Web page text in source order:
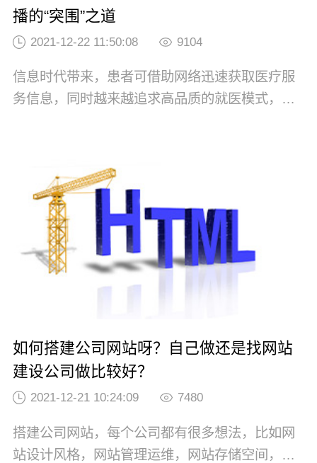
播的“突围”之道
2021-12-22 11:50:08 9104
信息时代带来，患者可借助网络迅速获取医疗服
务信息，同时越来越追求高品质的就医模式，医
了传统传播的模式，影响着各行各业，也重塑医
疗服务市场和医院的运作方式。品牌传播是医院
事业发展的重要引擎，在医院品牌建设中起到重
要作用...
如何搭建公司网站呀？自己做还是找网站
建设公司做比较好？
2021-12-21 10:24:09 7480
搭建公司网站，每个公司都有很多想法，比如网
站设计风格，网站管理运维，网站存储空间，网